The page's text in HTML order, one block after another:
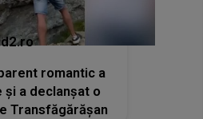
romantic a
a declanșat o
Transfăgărășan